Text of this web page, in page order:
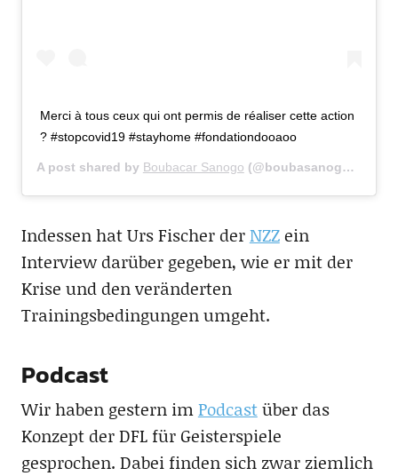
Merci à tous ceux qui ont permis de réaliser cette action
? #stopcovid19 #stayhome #fondationdooaoo
A post shared by Boubacar Sanogo (@boubasanogo_official) on
Indessen hat Urs Fischer derNZZein
Interview darüber gegeben, wie er mit der
Krise und den veränderten
Trainingsbedingungen umgeht.
Podcast
Wir haben gestern imPodcastüber das
Konzept der DFL für Geisterspiele
gesprochen. Dabei finden sich zwar ziemlich